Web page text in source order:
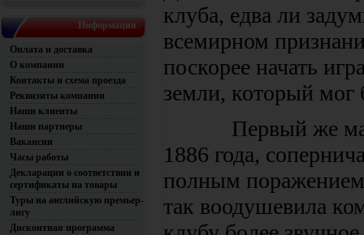
Информация
Оплата и доставка
О компании
Контакты и схема проезда
Реквизиты компании
Наши клиенты
Наши партнеры
Вакансии
Часы работы
Декларации о соответствии и
сертификаты на товары
Туры на английскую премьер-
лигу
Дисконтная программа
клуба, едва ли
всемирном
поскорее начать
земли, который
Первый же матч,
1886 года,
полным
так воодушевила